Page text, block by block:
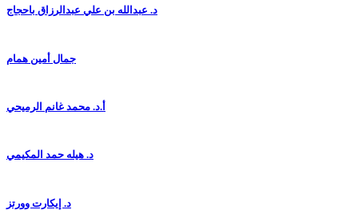
د. عبدالله بن علي عبدالرزاق باحجاج
جمال أمين همام
أ.د. محمد غانم الرميحي
د. هيله حمد المكيمي
د. إيكارت وورتز